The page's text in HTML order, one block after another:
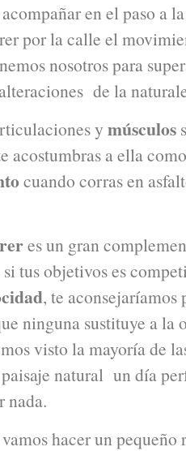
en el paso a
por la calle el
nosotros para
de la
y músculos
acostumbras a ella
cuando corras en
es un gran
tus objetivos es
, te aconsejaríamos
ninguna sustituye a la
visto la mayoría de
natural un día
nada.
hacer un pequeño